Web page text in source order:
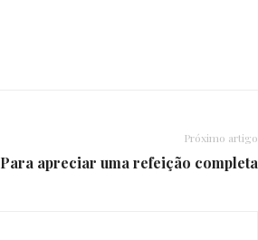
Próximo artigo
Para apreciar uma refeição completa